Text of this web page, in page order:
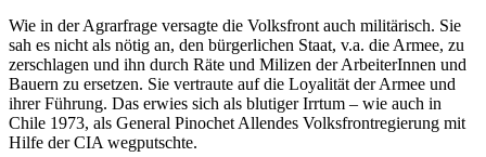
Wie in der Agrarfrage versagte die Volksfront auch militärisch. Sie
sah es nicht als nötig an, den bürgerlichen Staat, v.a. die Armee, zu
zerschlagen und ihn durch Räte und Milizen der ArbeiterInnen und
Bauern zu ersetzen. Sie vertraute auf die Loyalität der Armee und
ihrer Führung. Das erwies sich als blutiger Irrtum – wie auch in
Chile 1973, als General Pinochet Allendes Volksfrontregierung mit
Hilfe der CIA wegputschte.